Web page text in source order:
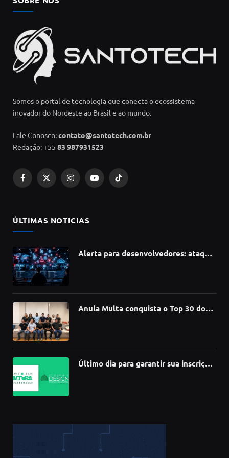
Somos o portal de tecnologia que conecta o ecossistema
inovador do Nordeste ao Brasil e ao mundo.
Fale Conosco:contato@santotech.com.br
Redação: +55 83 987931523
Facebook
X
InstagramYouTubeTikTok
ÚLTIMAS NOTICIAS
Alerta para desenvolvedores: ataque
Anula Multa conquista o Top 30 do
Último dia para garantir sua inscrição